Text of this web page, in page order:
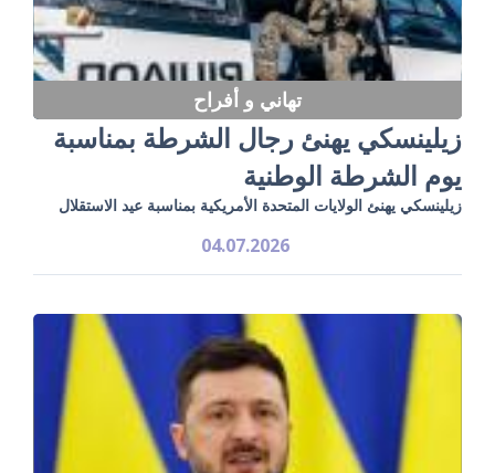
تهاني و أفراح
زيلينسكي يهنئ رجال الشرطة بمناسبة
يوم الشرطة الوطنية
زيلينسكي يهنئ الولايات المتحدة الأمريكية بمناسبة عيد الاستقلال
04.07.2026